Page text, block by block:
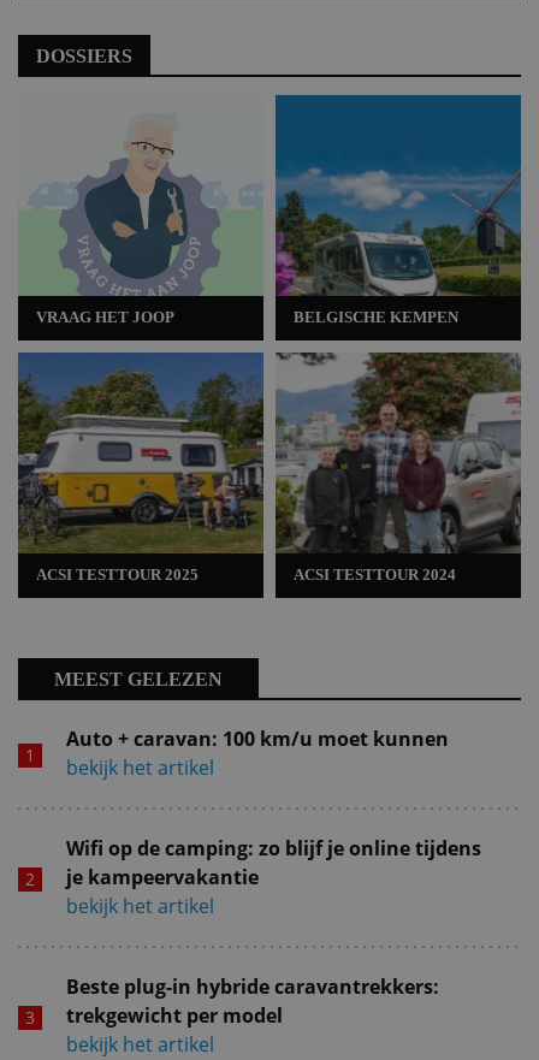
DOSSIERS
VRAAG HET JOOP
ACSI TESTTOUR 2025
BELGISCHE KEMPEN
ACSI TESTTOUR 2024
MEEST GELEZEN
Auto + caravan: 100 km/u moet kunnen
bekijk het artikel
Wifi op de camping: zo blijf je online tijdens
je kampeervakantie
bekijk het artikel
Beste plug-in hybride caravantrekkers:
trekgewicht per model
bekijk het artikel